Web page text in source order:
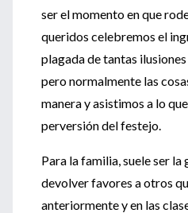
ser el momento en que
queridos celebremos el
plagada de tantas
pero normalmente las
manera y asistimos a lo
perversión del festejo.
Para la familia, suele ser
devolver favores a otros
anteriormente y en las